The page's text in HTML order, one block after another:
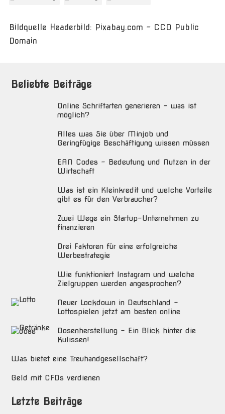
Bildquelle Headerbild: Pixabay.com - CC0 Public
Domain
Beliebte Beiträge
Online Schriftarten generieren – was ist
möglich?
Alles was Sie über Minjob und
Geringfügige Beschäftigung wissen müssen
EAN Codes – Bedeutung und Nutzen in der
Wirtschaft
Was ist ein Kleinkredit und welche Vorteile
gibt es für den Verbraucher?
Zwei Wege ein Startup-Unternehmen zu
finanzieren
Drei Faktoren für eine erfolgreiche
Werbestrategie
Wie funktioniert Instagram und welche
Zielgruppen werden angesprochen?
Neuer Lockdown in Deutschland –
Lottospielen jetzt am besten online
Dosenherstellung – Ein Blick hinter die
Kulissen!
Was bietet eine Treuhandgesellschaft?
Geld mit CFDs verdienen
Letzte Beiträge